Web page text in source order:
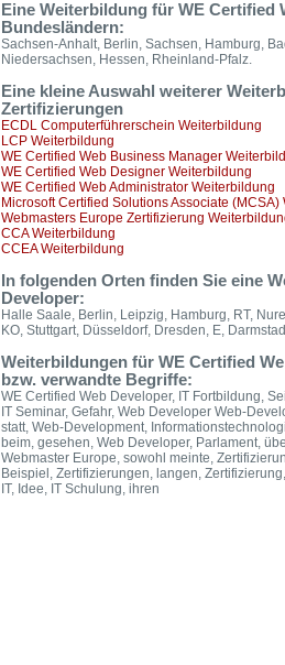
Eine Weiterbildung für WE Certified
Bundesländern:
Sachsen-Anhalt, Berlin, Sachsen, Hamburg,
Niedersachsen, Hessen, Rheinland-Pfalz.
Eine kleine Auswahl weiterer
Zertifizierungen
ECDL Computerführerschein Weiterbildung
LCP Weiterbildung
WE Certified Web Business Manager
WE Certified Web Designer Weiterbildung
WE Certified Web Administrator Weiterbildung
Microsoft Certified Solutions Associate
Webmasters Europe Zertifizierung
CCA Weiterbildung
CCEA Weiterbildung
In folgenden Orten finden Sie eine
Developer:
Halle Saale, Berlin, Leipzig, Hamburg, RT,
KO, Stuttgart, Düsseldorf, Dresden, E,
Weiterbildungen für WE Certified
bzw. verwandte Begriffe:
WE Certified Web Developer, IT Fortbildung,
IT Seminar, Gefahr, Web Developer Web-
statt, Web-Development,
beim, gesehen, Web Developer, Parlament,
Webmaster Europe, sowohl meinte,
Beispiel, Zertifizierungen, langen,
IT, Idee, IT Schulung, ihren